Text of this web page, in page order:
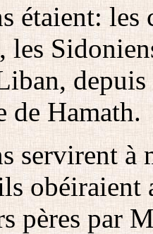
étaient:
les
de Hamath.
servirent à
obéiraient
pères par